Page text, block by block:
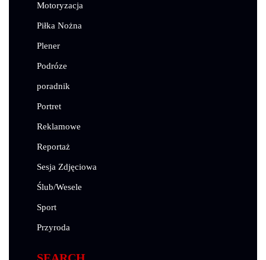
Motoryzacja
Piłka Nożna
Plener
Podróze
poradnik
Portret
Reklamowe
Reportaż
Sesja Zdjęciowa
Ślub/Wesele
Sport
Przyroda